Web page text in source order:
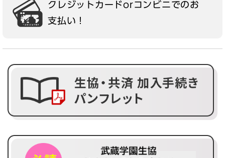
クレジットカードorコンビニでのお
支払い！